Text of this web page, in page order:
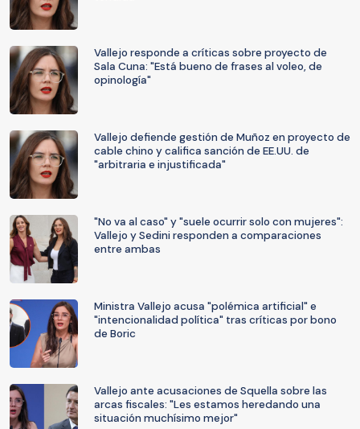
Vallejo responde a críticas sobre proyecto de
Sala Cuna: "Está bueno de frases al voleo, de
opinología"
Vallejo defiende gestión de Muñoz en proyecto de
cable chino y califica sanción de EE.UU. de
"arbitraria e injustificada"
"No va al caso" y "suele ocurrir solo con mujeres":
Vallejo y Sedini responden a comparaciones
entre ambas
Ministra Vallejo acusa "polémica artificial" e
"intencionalidad política" tras críticas por bono
de Boric
Vallejo ante acusaciones de Squella sobre las
arcas fiscales: "Les estamos heredando una
situación muchísimo mejor"